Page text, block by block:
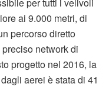
ai 9.000 metri, di
percorso diretto
network di
progetto nel 2016, la
aerei è stata di 41